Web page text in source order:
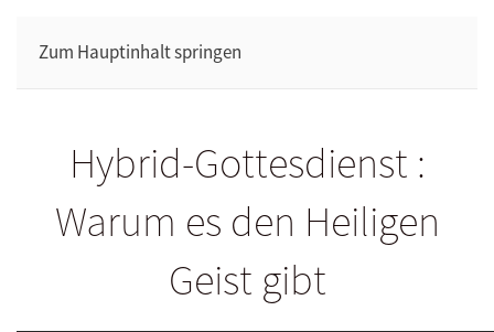
Zum Hauptinhalt springen
Hybrid-Gottesdienst :
Warum es den Heiligen
Geist gibt